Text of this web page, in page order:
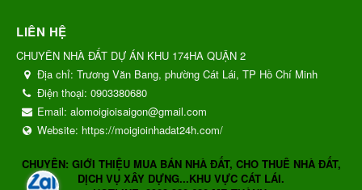
LIÊN HỆ
CHUYÊN NHÀ ĐẤT DỰ ÁN KHU 174HA QUẬN 2
Địa chỉ: Trương Văn Bang, phường Cát Lái, TP Hồ Chí Minh
Điện thoại: 0903380680
Email: alomoigioisaigon@gmail.com
Website: https://moigioinhadat24h.com/
CHUYÊN: GIỚI THIỆU MUA BÁN NHÀ ĐẤT, CHO THUÊ NHÀ ĐẤT,
DỊCH VỤ XÂY DỰNG...KHU VỰC CÁT LÁI.